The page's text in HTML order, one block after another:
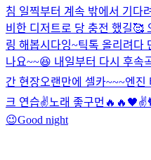
침 일찍부터 계속 밖에서 기다
비한 디저트로 당 충전 했길🥰
링 해봅시다잉~틱톡 올리려다
나요~~😆 내일부터 다시 후속
간 현장오랜만에 셀카~~~엔진
크 연습✌️노래 좋구먼🔥🔥 🖤✌️
😉Good night